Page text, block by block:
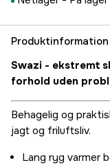
600 kr
XL
2XL
600 kr
3XL
600 kr
Produktinformation
Swazi - ekstremt
forhold uden
Behagelig og
jagt og friluftsliv.
Lang ryg varmer